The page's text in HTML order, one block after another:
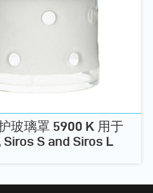
玻璃罩 5900 K 用于
Siros S and Siros L